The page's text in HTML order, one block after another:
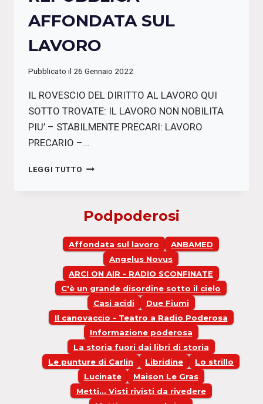
AFFONDATA SUL
LAVORO
Pubblicato il 26 Gennaio 2022
IL ROVESCIO DEL DIRITTO AL LAVORO QUI
SOTTO TROVATE: IL LAVORO NON NOBILITA
PIU’ – STABILMENTE PRECARI: LAVORO
PRECARIO –…
LEGGI TUTTO L’ITALIA
AFFONDATA
LAVORO
Podpoderosi
Affondata sul lavoro
ANBAMED
Angelus Novus
ARCI ON AIR - RADIO SCONFINATE
C'è un grande disordine sotto il cielo
Casi acidi
Due Fiumi
Il canovaccio - Teatro a Radio Poderosa
Informazione poderosa
La storia fuori dai libri di storia
Le punture di Carlin
Libridine
Lo strillo
Lucinate
Maison Le Gras
Metti... Visti rivisti da rivedere